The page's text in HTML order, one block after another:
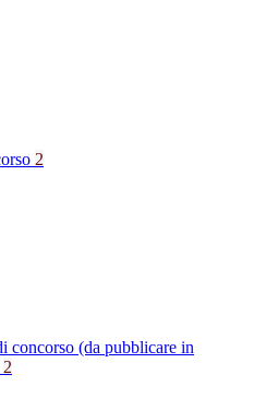
2
concorso (da pubblicare in
2